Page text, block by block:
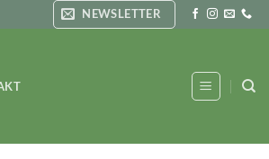
NEWSLETTER